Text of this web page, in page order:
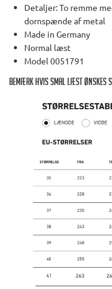
Detaljer: To remme
dornspænde af metal
Made in Germany
Normal læst
Model 0051791
BEMÆRK HVIS SMAL LÆST ØNSKES